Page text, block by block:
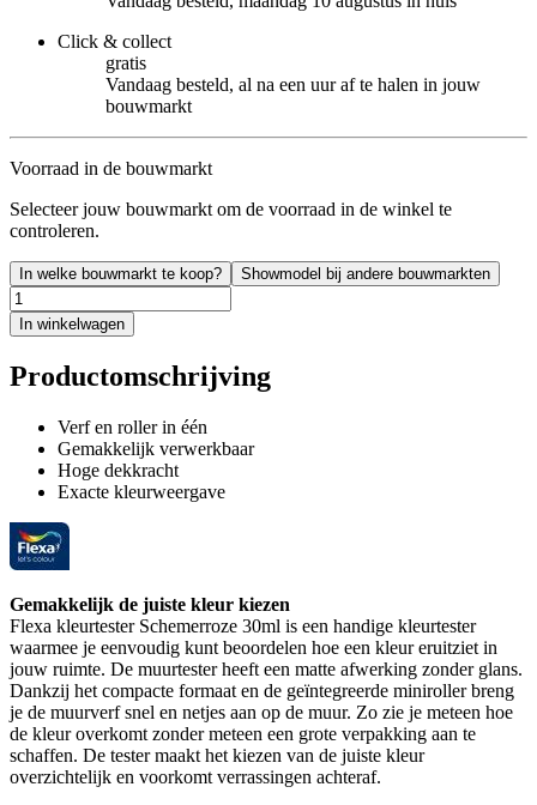
Click & collect
gratis
Vandaag besteld, al na een uur af te halen in jouw
bouwmarkt
Voorraad in de bouwmarkt
Selecteer jouw bouwmarkt om de voorraad in de winkel te
controleren.
In welke bouwmarkt te koop? Showmodel bij andere bouwmarkten
In winkelwagen
Productomschrijving
Verf en roller in één
Gemakkelijk verwerkbaar
Hoge dekkracht
Exacte kleurweergave
Gemakkelijk de juiste kleur kiezen
Flexa kleurtester Schemerroze 30ml is een handige kleurtester
waarmee je eenvoudig kunt beoordelen hoe een kleur eruitziet in
jouw ruimte. De muurtester heeft een matte afwerking zonder glans.
Dankzij het compacte formaat en de geïntegreerde miniroller breng
je de muurverf snel en netjes aan op de muur. Zo zie je meteen hoe
de kleur overkomt zonder meteen een grote verpakking aan te
schaffen. De tester maakt het kiezen van de juiste kleur
overzichtelijk en voorkomt verrassingen achteraf.